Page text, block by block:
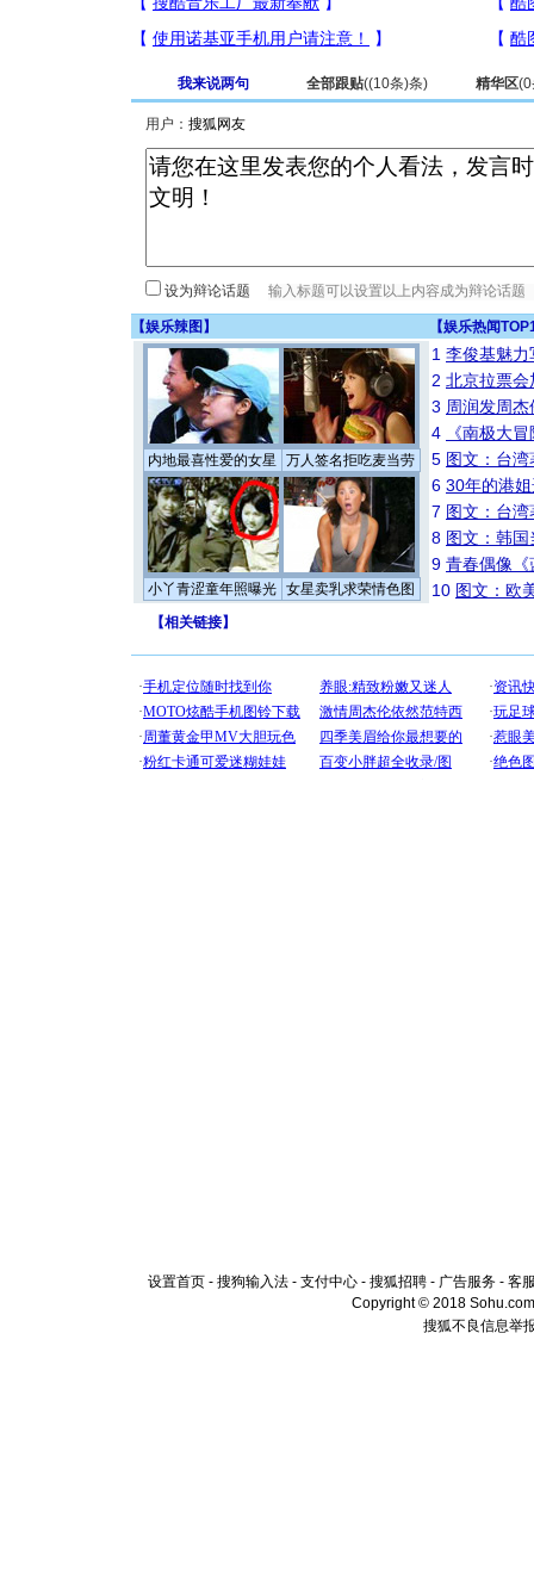
我来说两句 全部跟贴((10条)条) 精华区(0
用户：
设为辩论话题
【娱乐辣图 】 【娱乐热闻
内地最喜性爱的女星 万人签名拒吃麦当劳
小丫青涩童年照曝光 女星卖乳求荣情色图
1 李俊基魅力
2 北京拉票
3 周润发周
4
《南极大
5 图文：台
6 30年的港
7 图文：台
8 图文：韩
9 青春偶像《
10 图文：欧
【相关链接】
设置首页 - 搜狗输入法 - 支付中心 - 搜狐招聘 - 广告服务 - 客
Copyright © 2018
搜狐不良信息举